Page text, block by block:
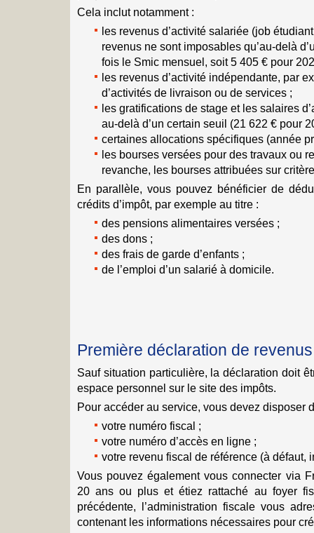
Cela inclut notamment :
les revenus d’activité salariée (job
revenus ne sont imposables qu’au-delà
fois le Smic mensuel, soit 5 405 € pour
les revenus d’activité indépendante, par
d’activités de livraison ou de services ;
les gratifications de stage et les salaires
au-delà d’un certain seuil (21 622 € pour
certaines allocations spécifiques (année
les bourses versées pour des travaux ou
revanche, les bourses attribuées sur
En parallèle, vous pouvez bénéficier de
crédits d’impôt, par exemple au titre :
des pensions alimentaires versées ;
des dons ;
des frais de garde d’enfants ;
de l’emploi d’un salarié à domicile.
Première déclaration de
Sauf situation particulière, la déclaration doit
espace personnel sur le site des impôts.
Pour accéder au service, vous devez disposer
votre numéro fiscal ;
votre numéro d’accès en ligne ;
votre revenu fiscal de référence (à défaut,
Vous pouvez également vous connecter via
20 ans ou plus et étiez rattaché au foyer
précédente, l’administration fiscale vous
contenant les informations nécessaires pour